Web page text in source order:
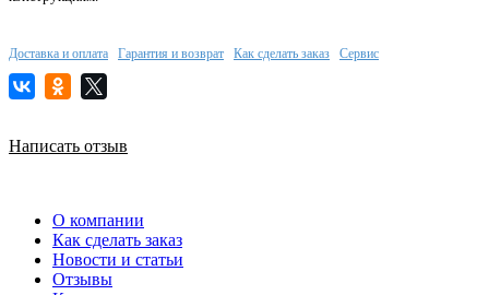
Доставка и оплата Гарантия и возврат Как сделать заказ Сервис
Написать отзыв
О компании
Как сделать заказ
Новости и статьи
Отзывы